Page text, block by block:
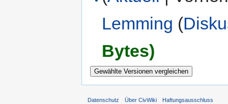
Lemming (
Bytes)
Datenschutz Über CivWiki Haftungsausschluss